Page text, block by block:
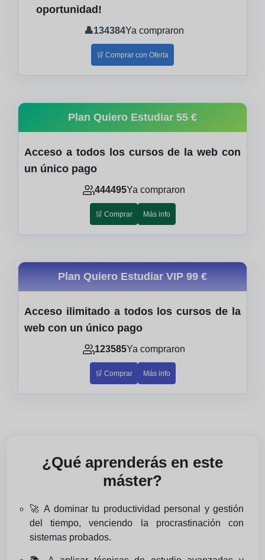
oportunidad!
👤134384Ya compraron
🛒 Comprar con Oferta
Plan Quiero Estudiar 55 €
Acceso a todos los cursos de la web con
un único pago
444495Ya compraron
🛒 Comprar Más info
Plan Quiero Estudiar VIP 99 €
Acceso ilimitado a todos los cursos de la
web con un único pago
123585Ya compraron
🛒 Comprar Más info
¿Qué aprenderás en este
máster?
🚀 A dominar tu productividad personal y gestión
del tiempo, venciendo la procrastinación con
sistemas probados.